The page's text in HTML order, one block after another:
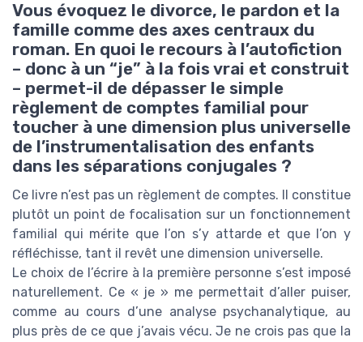
Vous évoquez le divorce, le pardon et la
famille comme des axes centraux du
roman. En quoi le recours à l’autofiction
– donc à un “je” à la fois vrai et construit
– permet-il de dépasser le simple
règlement de comptes familial pour
toucher à une dimension plus universelle
de l’instrumentalisation des enfants
dans les séparations conjugales ?
Ce livre n’est pas un règlement de comptes. Il constitue
plutôt un point de focalisation sur un fonctionnement
familial qui mérite que l’on s’y attarde et que l’on y
réfléchisse, tant il revêt une dimension universelle.
Le choix de l’écrire à la première personne s’est imposé
naturellement. Ce « je » me permettait d’aller puiser,
comme au cours d’une analyse psychanalytique, au
plus près de ce que j’avais vécu. Je ne crois pas que la